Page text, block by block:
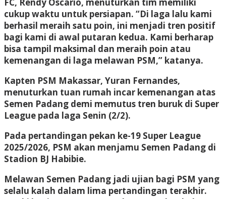
cukup waktu untuk persiapan. “Di laga lalu kami
berhasil meraih satu poin, ini menjadi tren positif
bagi kami di awal putaran kedua. Kami berharap
bisa tampil maksimal dan meraih poin atau
kemenangan di laga melawan PSM,” katanya.
Kapten PSM Makassar, Yuran Fernandes,
menuturkan tuan rumah incar kemenangan atas
Semen Padang demi memutus tren buruk di Super
League pada laga Senin (2/2).
Pada pertandingan pekan ke-19 Super League
2025/2026, PSM akan menjamu Semen Padang di
Stadion BJ Habibie.
Melawan Semen Padang jadi ujian bagi PSM yang
selalu kalah dalam lima pertandingan terakhir.